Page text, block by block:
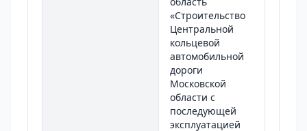
«Строительство
Центральной
кольцевой
автомобильной
дороги
Московской
области с
последующей
эксплуатацией